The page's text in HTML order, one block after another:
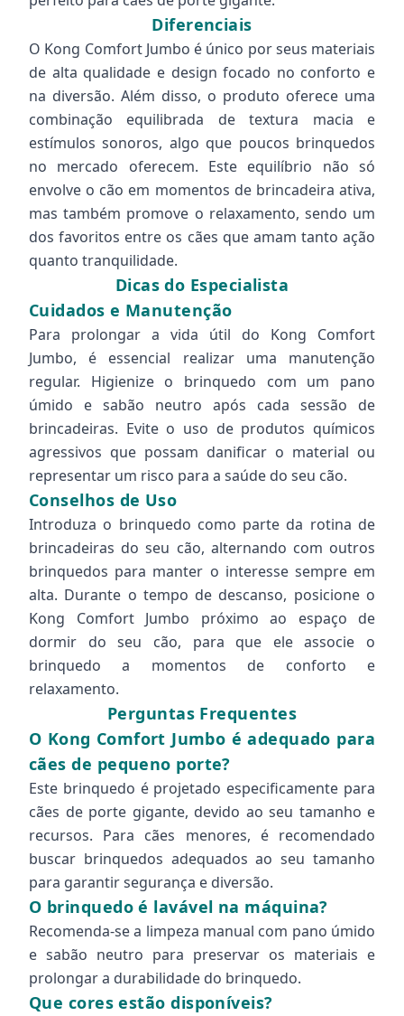
Diferenciais
O Kong Comfort Jumbo é único por seus materiais
de alta qualidade e design focado no conforto e
na diversão. Além disso, o produto oferece uma
combinação equilibrada de textura macia e
estímulos sonoros, algo que poucos brinquedos
no mercado oferecem. Este equilíbrio não só
envolve o cão em momentos de brincadeira ativa,
mas também promove o relaxamento, sendo um
dos favoritos entre os cães que amam tanto ação
quanto tranquilidade.
Dicas do Especialista
Cuidados e Manutenção
Para prolongar a vida útil do Kong Comfort
Jumbo, é essencial realizar uma manutenção
regular. Higienize o brinquedo com um pano
úmido e sabão neutro após cada sessão de
brincadeiras. Evite o uso de produtos químicos
agressivos que possam danificar o material ou
representar um risco para a saúde do seu cão.
Conselhos de Uso
Introduza o brinquedo como parte da rotina de
brincadeiras do seu cão, alternando com outros
brinquedos para manter o interesse sempre em
alta. Durante o tempo de descanso, posicione o
Kong Comfort Jumbo próximo ao espaço de
dormir do seu cão, para que ele associe o
brinquedo a momentos de conforto e
relaxamento.
Perguntas Frequentes
O Kong Comfort Jumbo é adequado para
cães de pequeno porte?
Este brinquedo é projetado especificamente para
cães de porte gigante, devido ao seu tamanho e
recursos. Para cães menores, é recomendado
buscar brinquedos adequados ao seu tamanho
para garantir segurança e diversão.
O brinquedo é lavável na máquina?
Recomenda-se a limpeza manual com pano úmido
e sabão neutro para preservar os materiais e
prolongar a durabilidade do brinquedo.
Que cores estão disponíveis?